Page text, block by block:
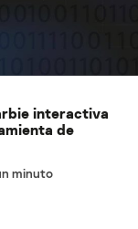
interactiva
de
minuto